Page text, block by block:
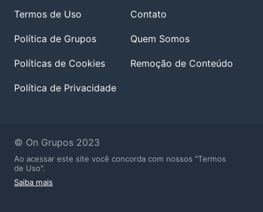
Termos de Uso
Política de Grupos
Políticas de Cookies
Política de Privacidade
Contato
Quem Somos
Remoção de Conteúdo
© On Grupos 2023
Ao acessar este site você concorda com nossos "Termos
de Uso".
Saiba mais